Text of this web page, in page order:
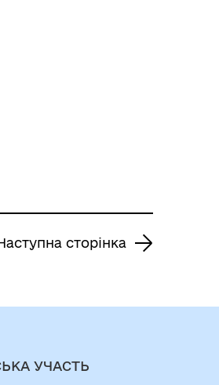
сторінка
УЧАСТЬ